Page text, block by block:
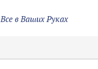
Все в Ваших Руках